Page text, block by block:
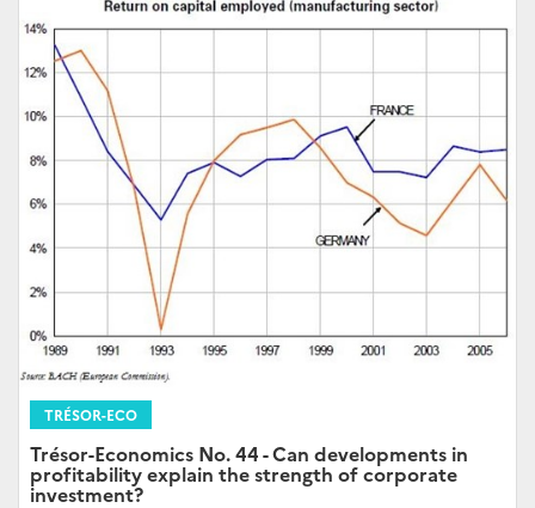
TRÉSOR-ECO
Trésor-Economics No. 44 - Can developments in
profitability explain the strength of corporate
investment?